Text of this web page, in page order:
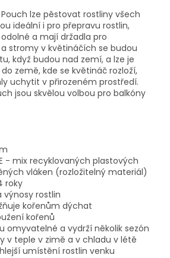
lze pěstovat rostliny všech
ideální i pro přepravu rostlin,
a mají držadla pro
stromy v květináčích se budou
když budou nad zemí, a lze je
země, kde se květináč rozloží,
uchytit v přirozeném prostředí.
jsou skvělou volbou pro balkóny
- mix recyklovaných plastových
vláken (rozložitelný materiál)
roky
výnosy rostlin
kořenům dýchat
kořenů
omyvatelné a vydrží několik sezón
v teple v zimě a v chladu v létě
umístění rostlin venku